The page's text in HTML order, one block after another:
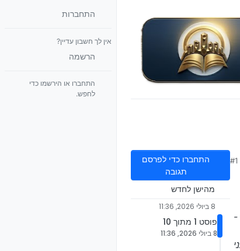
#1
-
התחברו כדי לפרסם
תגובה
מהישן לחדש
8 ביולי 2026, 11:36
פוסט 1 מתוך 10
8 ביולי 2026, 11:36
התחברות
אין לך חשבון עדיין?
הרשמה
התחברו או הירשמו כדי
לחפש.